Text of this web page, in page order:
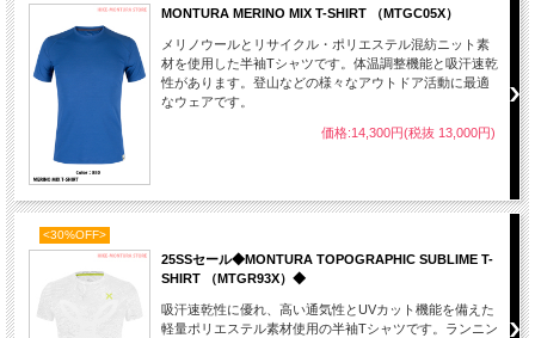
MONTURA MERINO MIX T-SHIRT （MTGC05X）
メリノウールとリサイクル・ポリエステル混紡ニット素
材を使用した半袖Tシャツです。体温調整機能と吸汗速乾
性があります。登山などの様々なアウトドア活動に最適
なウェアです。
価格:14,300円(税抜 13,000円)
<30%OFF>
25SSセール◆MONTURA TOPOGRAPHIC SUBLIME T-
SHIRT （MTGR93X）◆
吸汗速乾性に優れ、高い通気性とUVカット機能を備えた
軽量ポリエステル素材使用の半袖Tシャツです。ランニン